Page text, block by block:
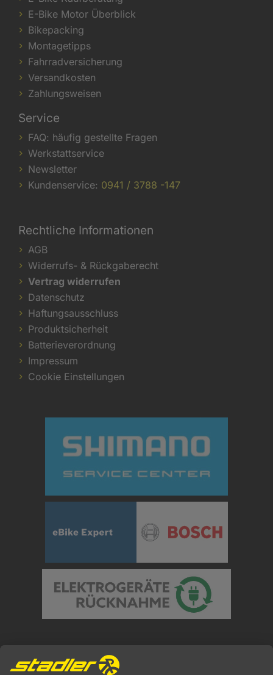
E-Bike Motor Überblick
Bikepacking
Montagetipps
Fahrradversicherung
Versandkosten
Zahlungsweisen
Service
FAQ: häufig gestellte Fragen
Werkstattservice
Newsletter
Kundenservice: 0941 / 3788 -147
Rechtliche Informationen
AGB
Widerrufs- & Rückgaberecht
Vertrag widerrufen
Datenschutz
Haftungsausschluss
Produktsicherheit
Batterieverordnung
Impressum
Cookie Einstellungen